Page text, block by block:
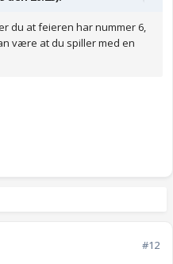
du at feieren har nummer 6,
være at du spiller med en
#12